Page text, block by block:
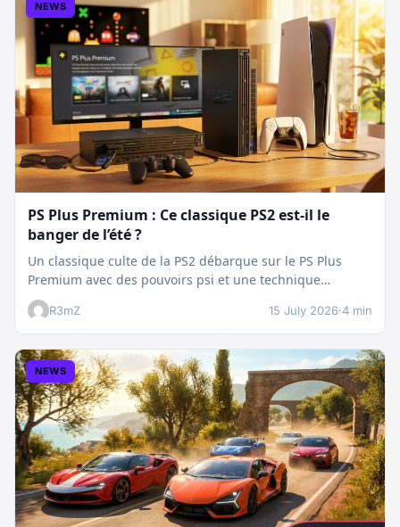
NEWS
PS Plus Premium : Ce classique PS2 est-il le
banger de l’été ?
Un classique culte de la PS2 débarque sur le PS Plus
Premium avec des pouvoirs psi et une technique
boostée.…
R3mZ 15 July 2026·4 min
NEWS